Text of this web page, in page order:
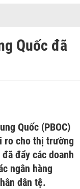
Quốc đã
Quốc (PBOC)
ro cho thị trường
đẩy các doanh
ngân hàng
dân tệ.